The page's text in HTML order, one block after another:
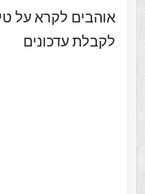
אוהבים לקרא על
לקבלת עדכונים